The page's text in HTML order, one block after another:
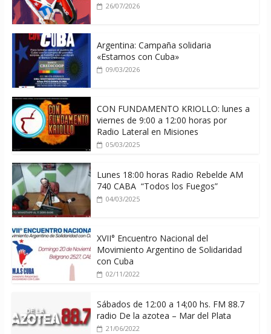
26/07/2026
Argentina: Campaña solidaria
«Estamos con Cuba»
09/03/2026
CON FUNDAMENTO KRIOLLO: lunes a
viernes de 9:00 a 12:00 horas por
Radio Lateral en Misiones
05/03/2025
Lunes 18:00 horas Radio Rebelde AM
740 CABA “Todos los Fuegos”
04/03/2025
XVII° Encuentro Nacional del
Movimiento Argentino de Solidaridad
con Cuba
02/11/2022
Sábados de 12:00 a 14;00 hs. FM 88.7
radio De la azotea – Mar del Plata
21/06/2022